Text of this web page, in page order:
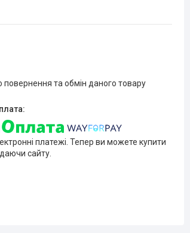
платежі. Тепер ви можете купити
сайту.